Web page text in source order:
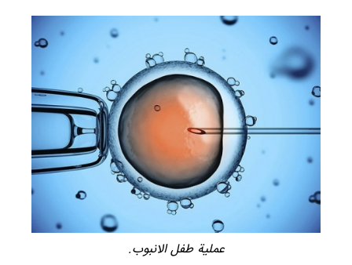
عملية طفل الانبوب.